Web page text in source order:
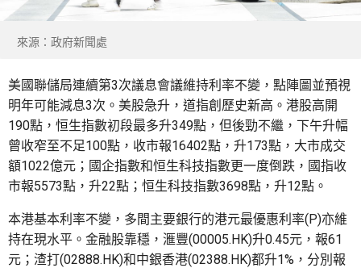
來源：政府新聞處
美國聯儲局連續第3次議息會議維持利率不變，點陣圖並預視
明年可能減息3次。美股急升，道指創歷史新高。港股高開
190點，恒生指數初段最多升349點，但後勁不繼，下午升幅
曾收窄至不足100點，收市報16402點，升173點，大市成交
額1022億元；國企指數和恒生科技指數更一度倒跌，國指收
市報5573點，升22點；恒生科技指數3698點，升12點。
本港基本利率不變，多間主要銀行的港元最優惠利率(P)亦維
持在現水平。金融股靠穩，滙豐(00005.HK)升0.45元，報61
元；渣打(02888.HK)和中銀香港(02388.HK)都升1%，分別報